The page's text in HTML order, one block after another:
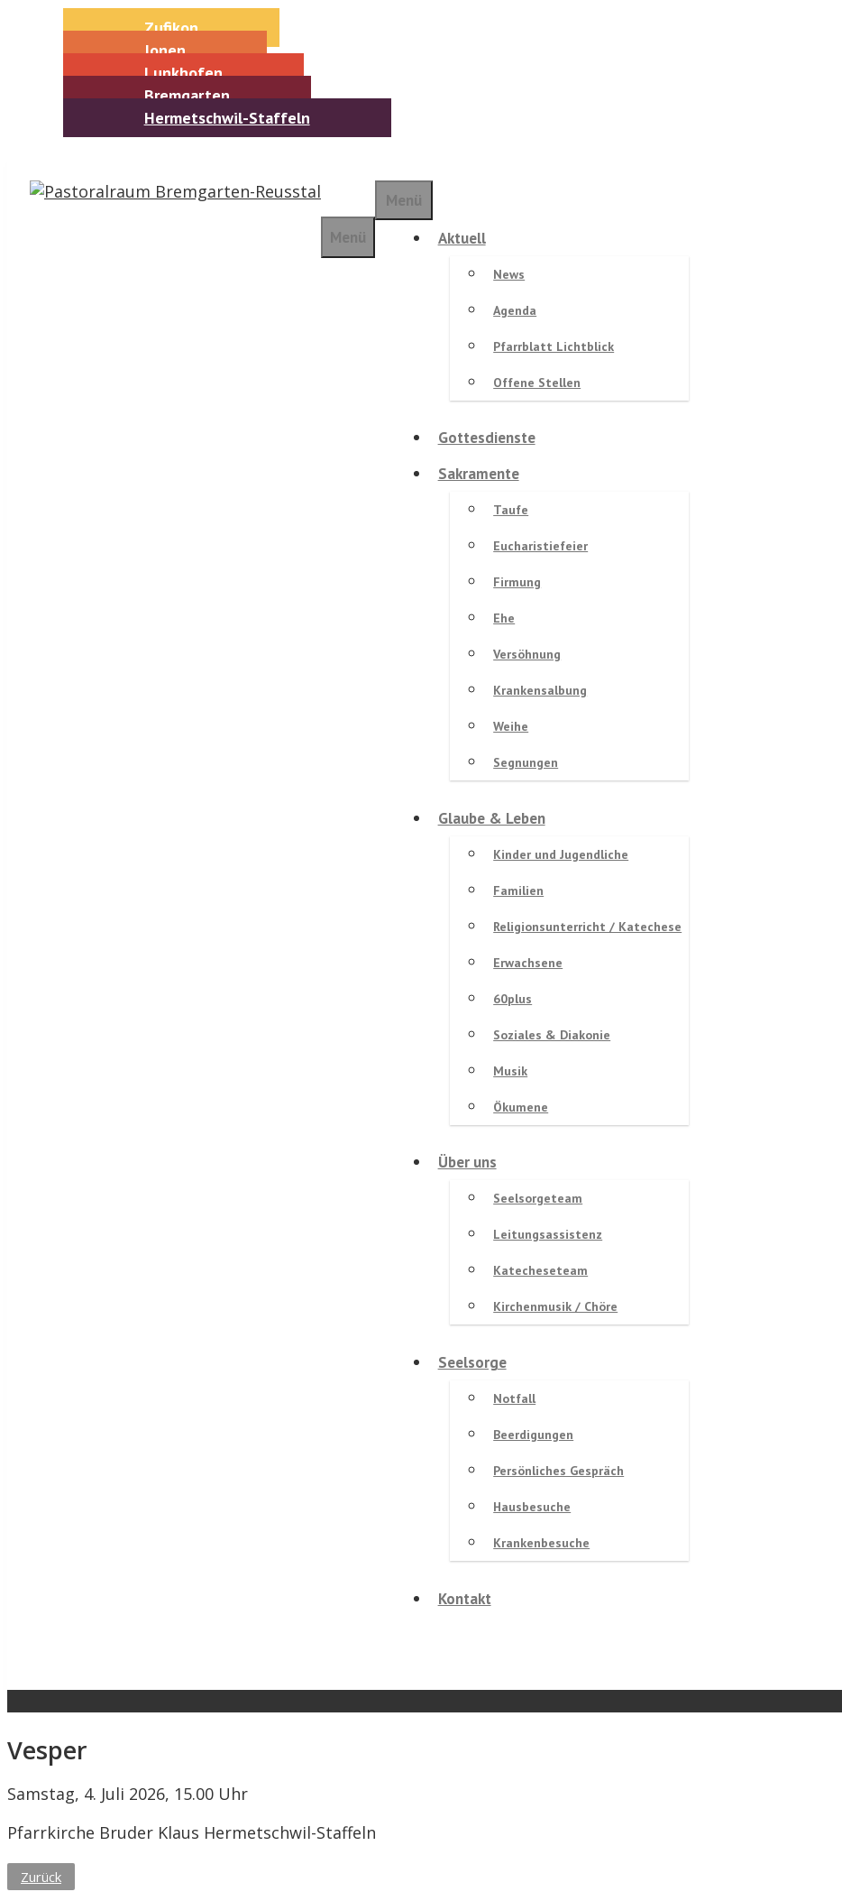
Zufikon
Jonen
Lunkhofen
Bremgarten
Hermetschwil-Staffeln
Menü
Menü
Aktuell
News
Agenda
Pfarrblatt Lichtblick
Offene Stellen
Gottesdienste
Sakramente
Taufe
Eucharistiefeier
Firmung
Ehe
Versöhnung
Krankensalbung
Weihe
Segnungen
Glaube & Leben
Kinder und Jugendliche
Familien
Religionsunterricht / Katechese
Erwachsene
60plus
Soziales & Diakonie
Musik
Ökumene
Über uns
Seelsorgeteam
Leitungsassistenz
Katecheseteam
Kirchenmusik / Chöre
Seelsorge
Notfall
Beerdigungen
Persönliches Gespräch
Hausbesuche
Krankenbesuche
Kontakt
Vesper
Samstag, 4. Juli 2026, 15.00 Uhr
Pfarrkirche Bruder Klaus Hermetschwil-Staffeln
Zurück